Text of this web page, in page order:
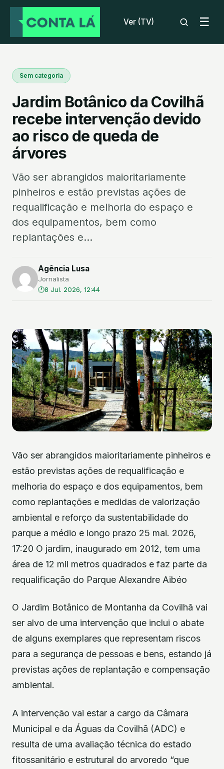
Ver (TV) ☰
Sem categoria
Jardim Botânico da Covilhã
recebe intervenção devido
ao risco de queda de
árvores
Vão ser abrangidos maioritariamente
pinheiros e estão previstas ações de
requalificação e melhoria do espaço e
dos equipamentos, bem como
replantações e...
Agência Lusa
Jornalista
8 Jul. 2026, 12:44
Vão ser abrangidos maioritariamente pinheiros e
estão previstas ações de requalificação e
melhoria do espaço e dos equipamentos, bem
como replantações e medidas de valorização
ambiental e reforço da sustentabilidade do
parque a médio e longo prazo 25 mai. 2026,
17:20 O jardim, inaugurado em 2012, tem uma
área de 12 mil metros quadrados e faz parte da
requalificação do Parque Alexandre Aibéo
O Jardim Botânico de Montanha da Covilhã vai
ser alvo de uma intervenção que inclui o abate
de alguns exemplares que representam riscos
para a segurança de pessoas e bens, estando já
previstas ações de replantação e compensação
ambiental.
A intervenção vai estar a cargo da Câmara
Municipal e da Águas da Covilhã (ADC) e
resulta de uma avaliação técnica do estado
fitossanitário e estrutural do arvoredo “que